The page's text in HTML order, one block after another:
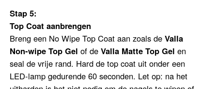
Stap 5:
Top Coat aanbrengen
Breng een No Wipe Top Coat aan zoals de Valla
Non-wipe Top Gel of de Valla Matte Top Gel en
seal de vrije rand. Hard de top coat uit onder een
LED-lamp gedurende 60 seconden. Let op: na het